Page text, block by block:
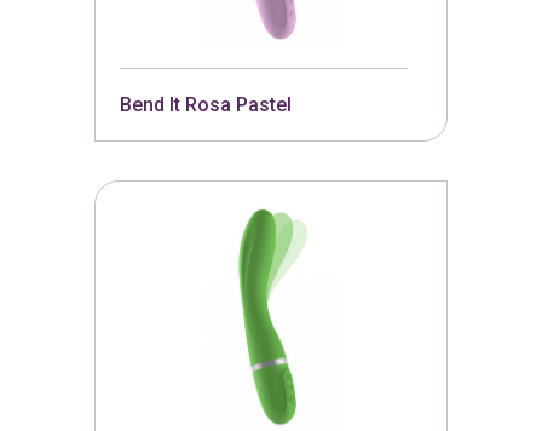
Bend It Rosa Pastel